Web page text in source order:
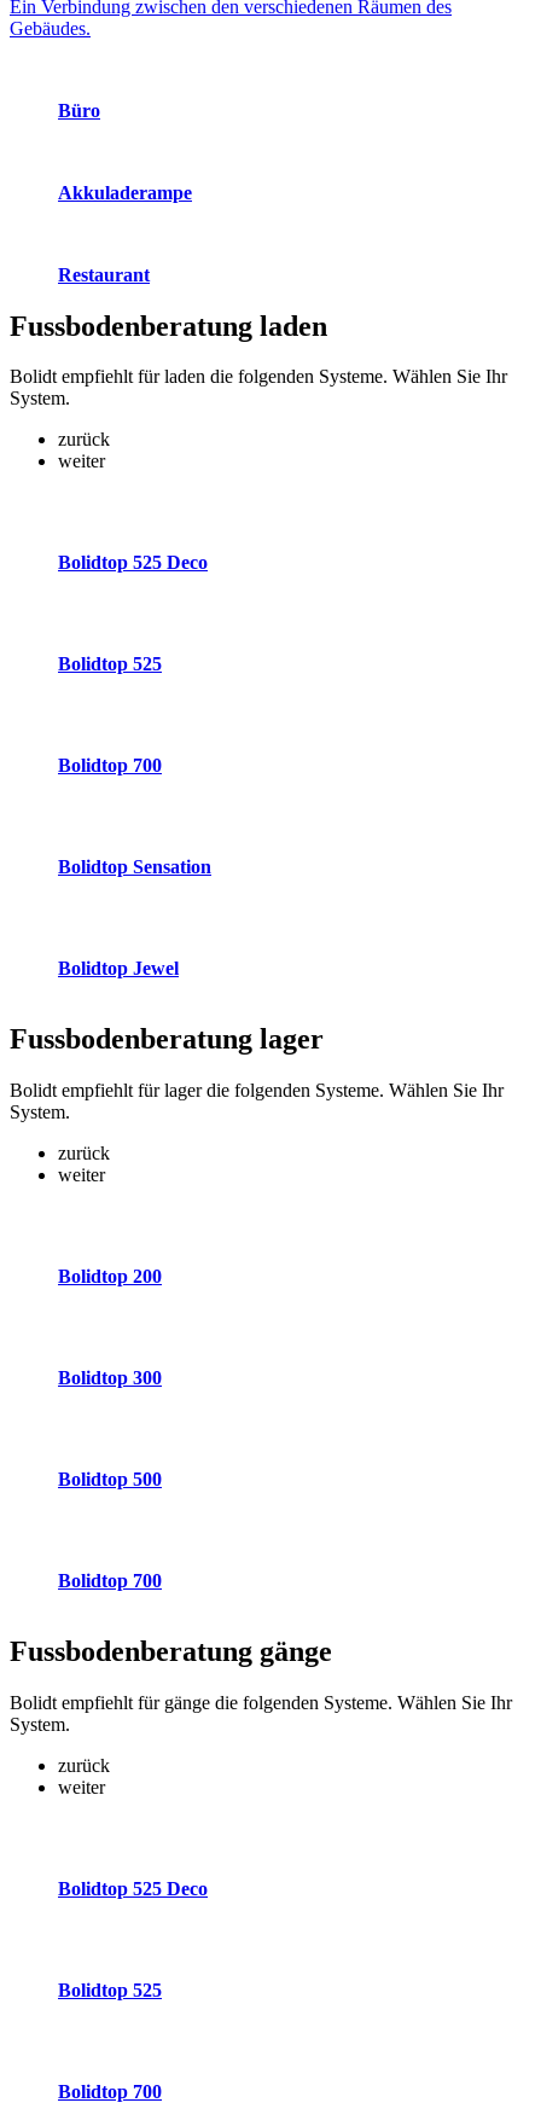
Ein Verbindung zwischen den verschiedenen Räumen des
Gebäudes.
Büro
Akkuladerampe
Restaurant
Fussbodenberatung laden
Bolidt empfiehlt für laden die folgenden Systeme. Wählen Sie Ihr
System.
zurück
weiter
Bolidtop 525 Deco
Bolidtop 525
Bolidtop 700
Bolidtop Sensation
Bolidtop Jewel
Fussbodenberatung lager
Bolidt empfiehlt für lager die folgenden Systeme. Wählen Sie Ihr
System.
zurück
weiter
Bolidtop 200
Bolidtop 300
Bolidtop 500
Bolidtop 700
Fussbodenberatung gänge
Bolidt empfiehlt für gänge die folgenden Systeme. Wählen Sie Ihr
System.
zurück
weiter
Bolidtop 525 Deco
Bolidtop 525
Bolidtop 700